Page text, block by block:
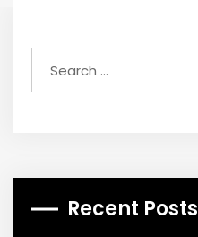
Recent Posts